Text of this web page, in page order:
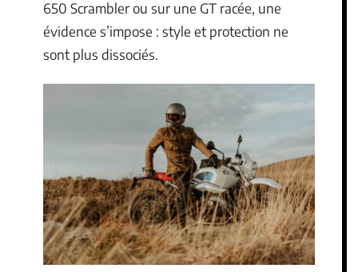
650 Scrambler ou sur une GT racée, une
évidence s’impose : style et protection ne
sont plus dissociés.